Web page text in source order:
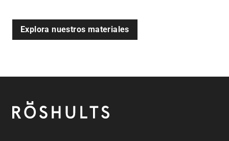
Explora nuestros materiales
Röshults